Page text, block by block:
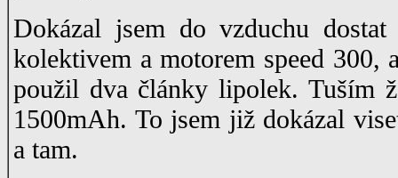
Dokázal jsem do vzduchu
kolektivem a motorem speed 300,
použil dva články lipolek. Tuším
1500mAh. To jsem již dokázal
a tam.